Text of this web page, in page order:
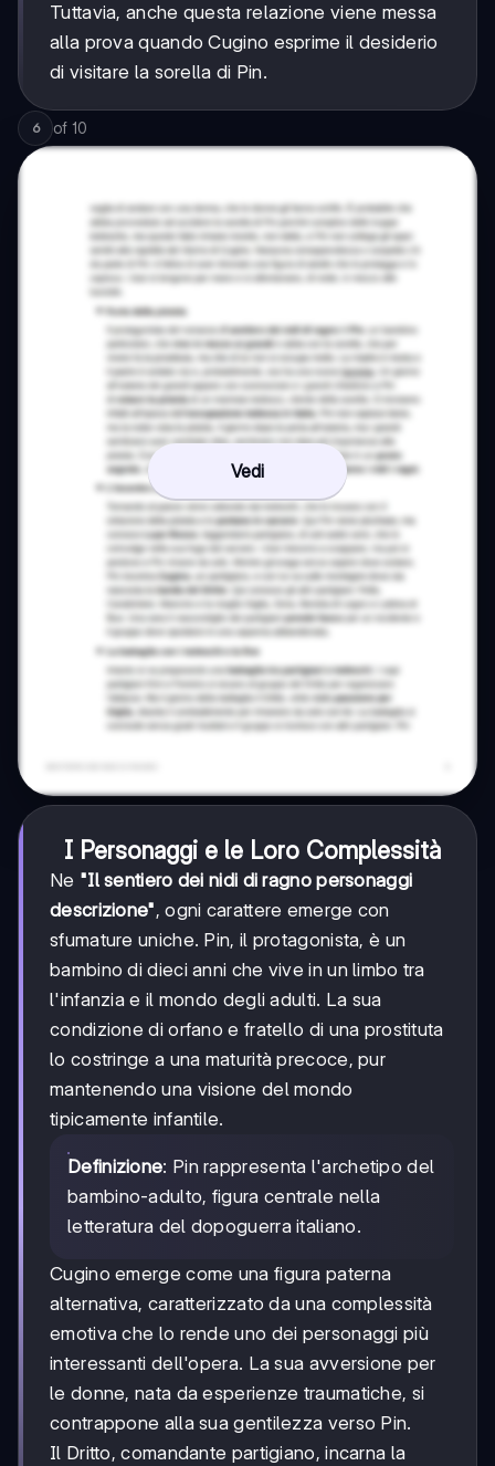
Tuttavia, anche questa relazione viene messa
alla prova quando Cugino esprime il desiderio
di visitare la sorella di Pin.
6 of 10
Vedi
I Personaggi e le Loro Complessità
Ne "Il sentiero dei nidi di ragno personaggi
descrizione", ogni carattere emerge con
sfumature uniche. Pin, il protagonista, è un
bambino di dieci anni che vive in un limbo tra
l'infanzia e il mondo degli adulti. La sua
condizione di orfano e fratello di una prostituta
lo costringe a una maturità precoce, pur
mantenendo una visione del mondo
tipicamente infantile.
Definizione: Pin rappresenta l'archetipo del
bambino-adulto, figura centrale nella
letteratura del dopoguerra italiano.
Cugino emerge come una figura paterna
alternativa, caratterizzato da una complessità
emotiva che lo rende uno dei personaggi più
interessanti dell'opera. La sua avversione per
le donne, nata da esperienze traumatiche, si
contrappone alla sua gentilezza verso Pin.
Il Dritto, comandante partigiano, incarna la